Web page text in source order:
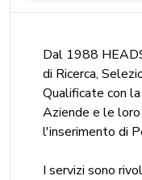
Dal 1988
di Ricerca,
Qualificate con
Aziende e le
l'inserimento di
I servizi sono